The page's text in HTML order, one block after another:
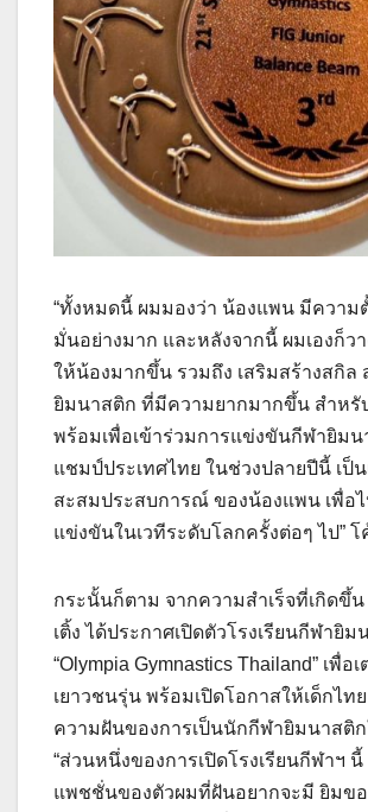
“ทั้งหมดนี้ ผมมองว่า น้องแพน มีความ
มั่นอย่างมาก และหลังจากนี้ ผมเองก็ว
ให้น้องมากขึ้น รวมถึง เสริมสร้างสกิล
ยิมนาสติก ที่มีความยากมากขึ้น สำหรั
พร้อมเพื่อเข้าร่วมการแข่งขันกีฬายิมน
แชมป์ประเทศไทย ในช่วงปลายปีนี้ เป็
สะสมประสบการณ์ ของน้องแพน เพื่อ
แข่งขันในเวทีระดับโลกครั้งต่อๆ ไป” โ
กระนั้นก็ตาม จากความสำเร็จที่เกิดขึ้
เติ้ง ได้ประกาศเปิดตัวโรงเรียนกีฬายิม
“Olympia Gymnastics Thailand” เพื่อ
เยาวชนรุ่น พร้อมเปิดโอกาสให้เด็กไท
ความฝันของการเป็นนักกีฬายิมนาสติ
“ส่วนหนึ่งของการเปิดโรงเรียนกีฬาฯ นี้
แพชชั่นของตัวผมที่ฝันอยากจะมี ยิมขอ